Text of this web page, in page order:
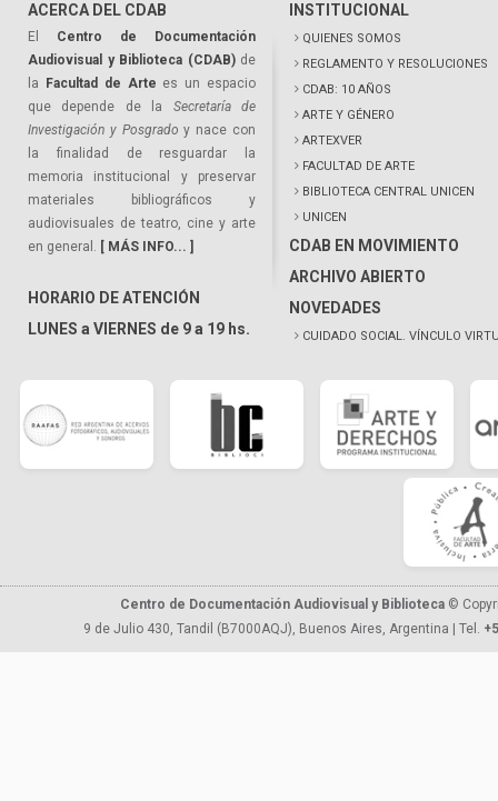
ACERCA DEL CDAB
El Centro de Documentación
Audiovisual y Biblioteca (CDAB)de
la
Facultad de Arte es un espacio
que depende de la Secretaría de
Investigación y Posgrado y nace con
la finalidad de resguardar la
memoria institucional y preservar
materiales bibliográficos y
audiovisuales de teatro, cine y arte
en general. [ MÁS INFO... ]
HORARIO DE ATENCIÓN
LUNES a VIERNES de 9 a 19 hs.
INSTITUCIONAL
QUIENES SOMOS
REGLAMENTO Y RESOLUCIONES
CDAB: 10 AÑOS
ARTE Y GÉNERO
ARTEXVER
FACULTAD DE ARTE
BIBLIOTECA CENTRAL UNICEN
UNICEN
CDAB EN MOVIMIENTO
ARCHIVO ABIERTO
NOVEDADES
CUIDADO SOCIAL. VÍNCULO
Centro de Documentación Audiovisual y Biblioteca ©
9 de Julio 430, Tandil (B7000AQJ), Buenos Aires, Argentina | Tel.